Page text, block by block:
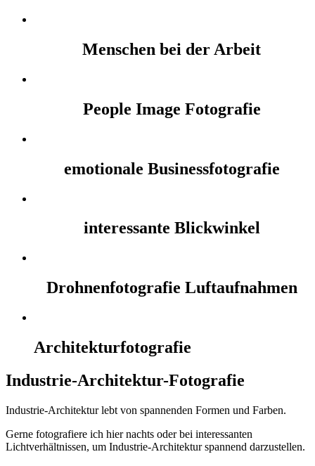
Menschen bei der Arbeit
People Image Fotografie
emotionale Businessfotografie
interessante Blickwinkel
Drohnenfotografie Luftaufnahmen
Architekturfotografie
Industrie-Architektur-Fotografie
Industrie-Architektur lebt von spannenden Formen und Farben.
Gerne fotografiere ich hier nachts oder bei interessanten
Lichtverhältnissen, um Industrie-Architektur spannend darzustellen.